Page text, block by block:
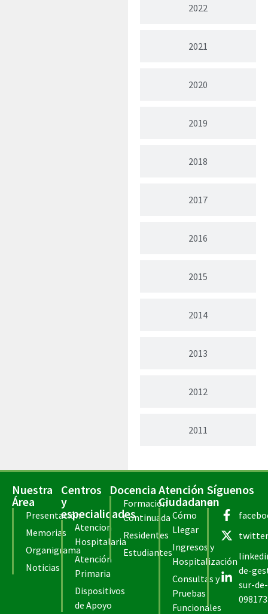
2022
2021
2020
2019
2018
2017
2016
2015
2014
2013
2012
2011
Nuestra
Área
Presentación
Memorias
Organigrama
Noticias
Centros
y
especialidades
Atencion
Hospitalaria
Atención
Primaria
Dispositivos
de Apoyo
Docencia
Formación
Continuada
Residentes
Estudiantes
Atención
Ciudadana
Cómo
Llegar
Ingresos y
Hospitalización
Consultas y
Pruebas
Funcionales
Síguenos
en
de-
sur-